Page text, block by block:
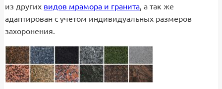
из других видов мрамора и гранита, а так же
адаптирован с учетом индивидуальных размеров
захоронения.